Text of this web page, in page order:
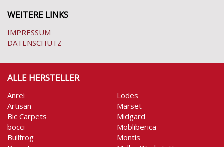
WEITERE LINKS
IMPRESSUM
DATENSCHUTZ
ALLE HERSTELLER
Anrei
Artisan
Bic Carpets
bocci
Bullfrog
Lodes
Marset
Midgard
Mobliberica
Montis